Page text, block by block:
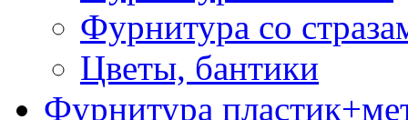
Фурнитура со
Цветы, бантики
Фурнитура